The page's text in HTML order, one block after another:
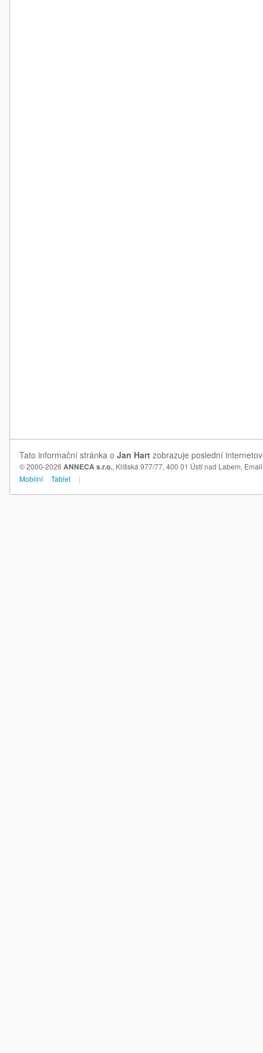
Tato informační stránka o Jan Hart zobrazuje poslední
© 2000-2026 ANNECA s.r.o., Klíšská 977/77, 400 01 Ústí nad Labem,
Mobilní
Tablet |